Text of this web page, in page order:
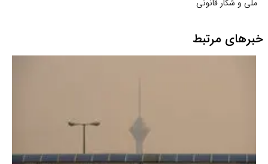
ملی و شکار قانونی
خبرهای مرتبط